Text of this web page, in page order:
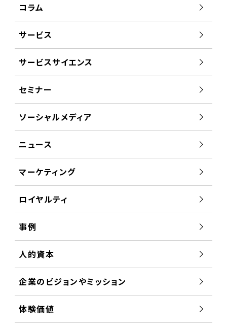
コラム
サービス
サービスサイエンス
セミナー
ソーシャルメディア
ニュース
マーケティング
ロイヤルティ
事例
人的資本
企業のビジョンやミッション
体験価値